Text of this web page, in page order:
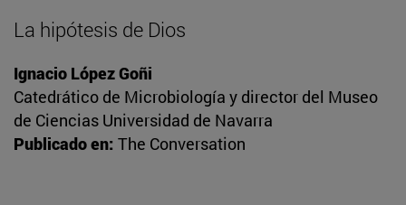
La hipótesis de Dios
Ignacio López Goñi
Catedrático de Microbiología y director del Museo
de Ciencias Universidad de Navarra
Publicado en: The Conversation